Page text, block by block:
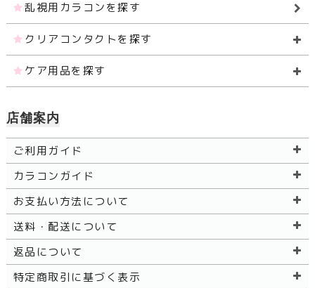
乱視用カラコンを探す
クリアコンタクトを探す
ケア用品を探す
店舗案内
ご利用ガイド
カラコンガイド
お支払い方法について
送料・配送について
返品について
特定商取引に基づく表示